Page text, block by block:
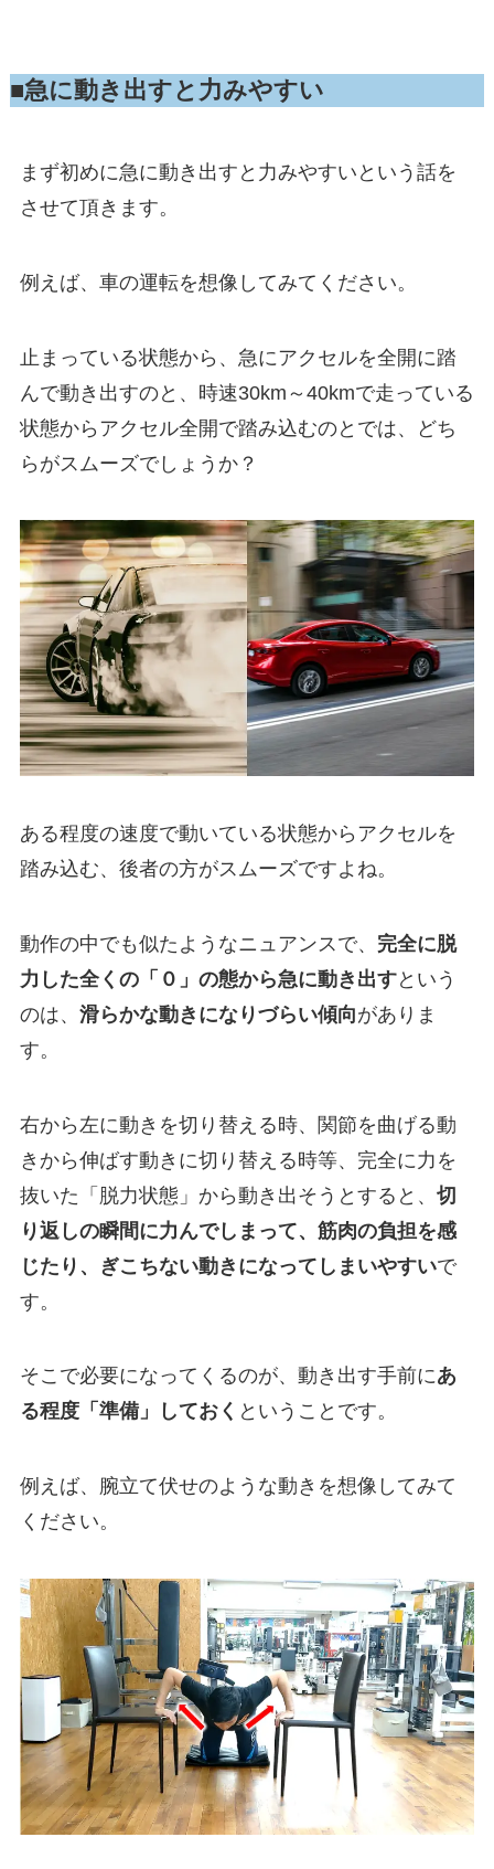
■急に動き出すと力みやすい
まず初めに急に動き出すと力みやすいという話を
させて頂きます。
例えば、車の運転を想像してみてください。
止まっている状態から、急にアクセルを全開に踏
んで動き出すのと、時速30km～40kmで走っている
状態からアクセル全開で踏み込むのとでは、どち
らがスムーズでしょうか？
ある程度の速度で動いている状態からアクセルを
踏み込む、後者の方がスムーズですよね。
動作の中でも似たようなニュアンスで、 完全に脱
力した全くの「０」の態から急に動き出すという
のは、 滑らかな動きになりづらい傾向がありま
す。
右から左に動きを切り替える時、関節を曲げる動
きから伸ばす動きに切り替える時等、完全に力を
抜いた「脱力状態」から動き出そうとすると、 切
り返しの瞬間に力んでしまって、筋肉の負担を感
じたり、ぎこちない動きになってしまいやすいで
す。
そこで必要になってくるのが、動き出す手前にあ
る程度「準備」しておく ということです。
例えば、腕立て伏せのような動きを想像してみて
ください。